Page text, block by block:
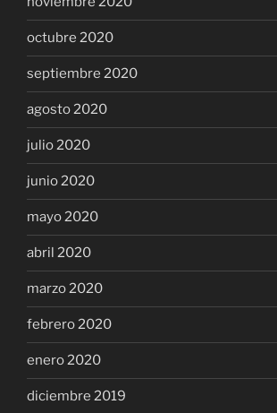
octubre 2020
septiembre 2020
agosto 2020
julio 2020
junio 2020
mayo 2020
abril 2020
marzo 2020
febrero 2020
enero 2020
diciembre 2019